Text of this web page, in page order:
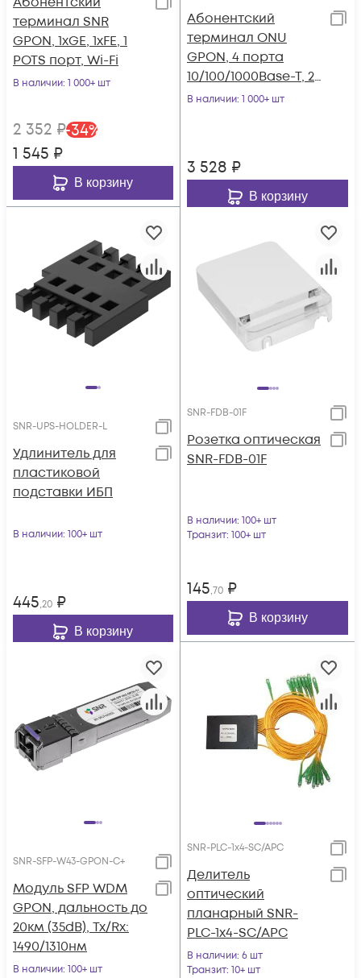
терминал SNR
GPON, 1xGE, 1xFE, 1
POTS порт, Wi-Fi
В наличии: 1 000+ шт
2 352 ₽-34%
1 545 ₽
В корзину
Абонентский
терминал ONU
GPON, 4 порта
10/100/1000Base-T, 2
порта POTS, WiFi
В наличии: 1 000+ шт
3 528 ₽
В корзину
SNR-UPS-HOLDER-L
Удлинитель для
пластиковой
подставки ИБП
В наличии: 100+ шт
445,20 ₽
В корзину
SNR-FDB-01F
Розетка оптическая
SNR-FDB-01F
В наличии: 100+ шт
Транзит: 100+ шт
145,70 ₽
В корзину
SNR-SFP-W43-GPON-C+
Модуль SFP WDM
GPON, дальность до
20км (35dB), Tx/Rx:
1490/1310нм
В наличии: 100+ шт
SNR-PLC-1x4-SC/APC
Делитель
оптический
планарный SNR-
PLC-1x4-SC/APC
В наличии: 6 шт
Транзит: 10+ шт